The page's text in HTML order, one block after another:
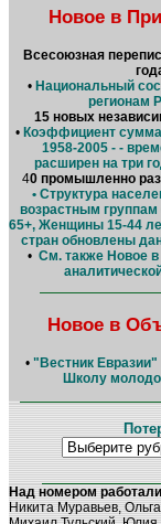
Новое в
Всесоюзная
• Национальный
регионам
15 новых
• Коэффициент
1958-2005 - -
расширен на три
40 промышленно
• Структура
возрастным группам
65+, Женщины 15-44
стран обновлены
• См. также Новое
Новое в
• "Вестник
Школу
Над номером
Никита Муравьев,